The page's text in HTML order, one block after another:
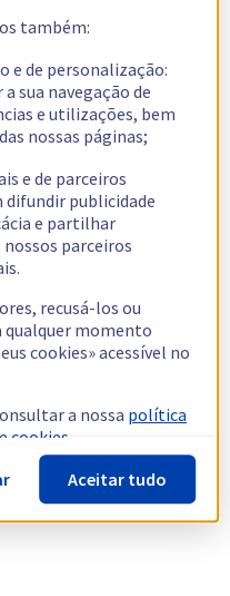
também:
e de personalização:
sua navegação de
e utilizações, bem
nossas páginas;
e de parceiros
publicidade
e partilhar
parceiros
recusá-los ou
qualquer momento
cookies» acessível no
a nossa política
cookies.
Aceitar tudo